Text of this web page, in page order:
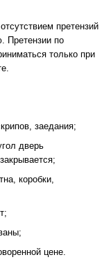
претензий
Претензии по
только при
заедания;
дверь
коробки,
цене.